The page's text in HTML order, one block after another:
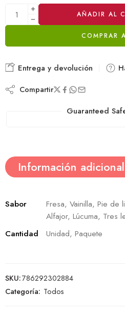
AÑADIR AL
COMPRAR
Alternative:
Entrega y devolución
Compartir
Guaranteed
Información adicional
Sabor
Fresa, Vainilla, Pie de
Alfajor, Lúcuma, Tres
Cantidad
Unidad, Paquete
SKU:786292302884
Categoría: Todos